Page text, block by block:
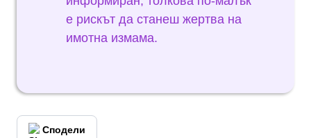
е рискът да станеш жертва на
имотна измама.
Сподели